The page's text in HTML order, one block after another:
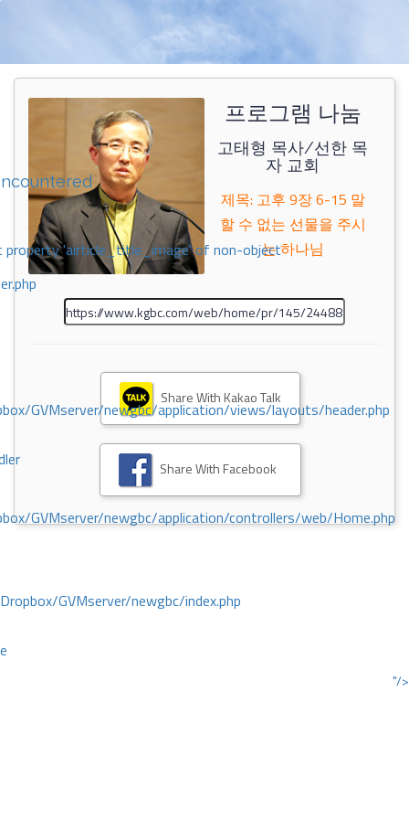
property 'airticle_title_image' of non-object
GVMserver/newgbc/application/views/layouts/header.php
GVMserver/newgbc/application/controllers/web/Home.php
GVMserver/newgbc/index.php
"/>
프로그램 나눔
고태형 목사/선한 목
자 교회
제목: 고후 9장 6-15 말
할 수 없는 선물을 주시
는 하나님
Share With Kakao Talk
Share With Facebook